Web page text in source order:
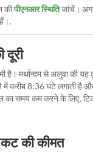
कीपीएनआर स्थितिजांचें।
दूरी
है। मर्थान्दम से अलुवा की
करीब 8:36 घंटे लगाती है
का समय कम करने के लिए,
की कीमत